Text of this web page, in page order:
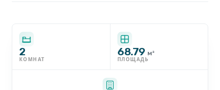
2
КОМНАТ
68.79 м²
ПЛОЩАДЬ